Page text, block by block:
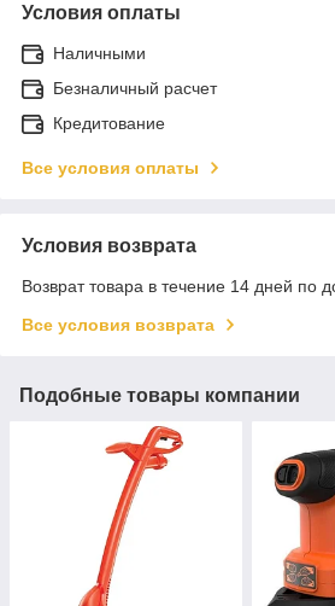
Условия оплаты
Наличными
Безналичный расчет
Кредитование
Все условия оплаты
Условия возврата
Возврат товара в течение 14 дней по
Все условия возврата
Подобные товары компании